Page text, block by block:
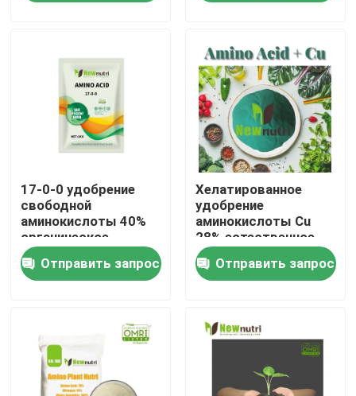
Продукция
Удобрение гуминовой кислоты органическое
Аминокислотные органические удобрения
Удобрение азота органическое
Удобрение порошка выдержки морской водоросли
Порошок Fulvic кисловочный
17-0-0 удобрение
свободной
аминокислоты 40%
органическое
Отправить запрос
Хелатированное
удобрение
аминокислоты Cu
28% естественное
органическое
Отправить запрос